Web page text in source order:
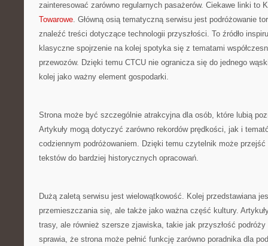
zainteresować zarówno regularnych pasażerów. Ciekawe linki to
Towarowe. Główną osią tematyczną serwisu jest podróżowanie
znaleźć treści dotyczące technologii przyszłości. To źródło
klasyczne spojrzenie na kolej spotyka się z tematami
przewozów. Dzięki temu CTCU nie ogranicza się do jednego
kolej jako ważny element gospodarki.
Strona może być szczególnie atrakcyjna dla osób, które lubią
Artykuły mogą dotyczyć zarówno rekordów prędkości, jak i
codziennym podróżowaniem. Dzięki temu czytelnik może
tekstów do bardziej historycznych opracowań.
Dużą zaletą serwisu jest wielowątkowość. Kolej przedstawiana
przemieszczania się, ale także jako ważna część kultury.
trasy, ale również szersze zjawiska, takie jak przyszłość
sprawia, że strona może pełnić funkcję zarówno poradnika dla